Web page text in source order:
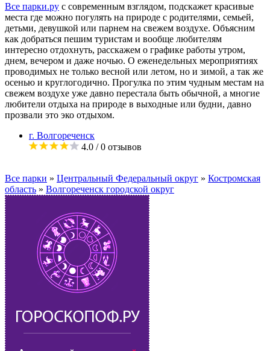
Все парки.ру с современным взглядом, подскажет красивые
места где можно погулять на природе с родителями, семьей,
детьми, девушкой или парнем на свежем воздухе. Объясним
как добраться пешим туристам и вообще любителям
интересно отдохнуть, расскажем о графике работы утром,
днем, вечером и даже ночью. О еженедельных мероприятиях
проводимых не только весной или летом, но и зимой, а так же
осенью и круглогодично. Прогулка по этим чудным местам на
свежем воздухе уже давно перестала быть обычной, а многие
любители отдыха на природе в выходные или будни, давно
прозвали это эко отдыхом.
г. Волгореченск
4.0 / 0 отзывов
Все парки » Центральный Федеральный округ » Костромская
область » Волгореченск городской округ